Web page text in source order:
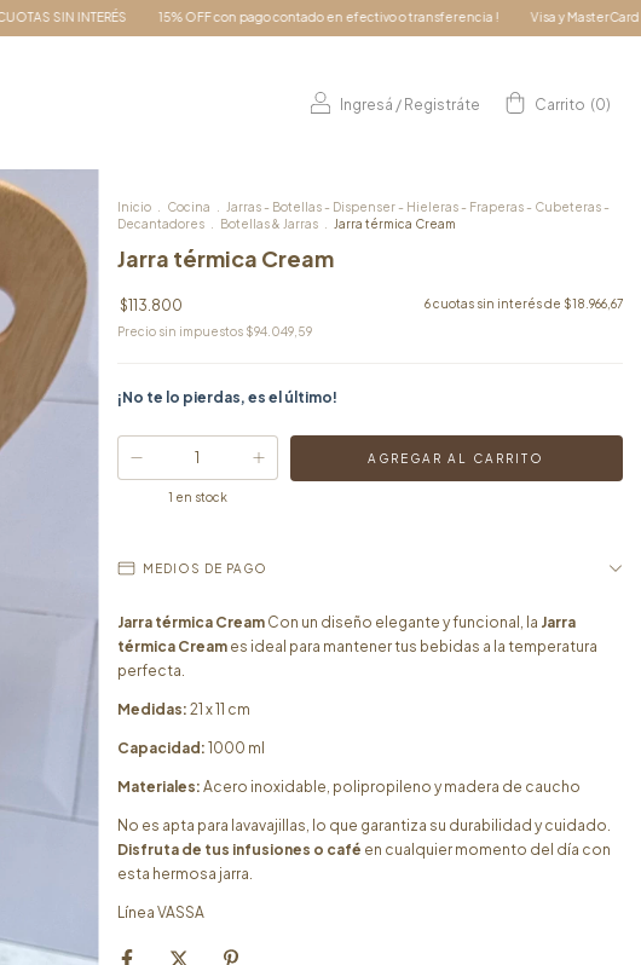
15% OFF con pago contado en efectivo o transferencia ! Visa y MasterCard 3 & 6 CUOTAS SIN
Ingresá / Registráte Carrito (0)
Inicio Cocina
Jarras - Botellas - Dispenser - Hieleras - Fraperas - Cubeteras -
Decantadores
Botellas & Jarras Jarra térmica Cream
Jarra térmica Cream
$113.800 6cuotas sin interés de $18.966,67
Precio sin impuestos $94.049,59
¡No te lo pierdas, es el último!
1 en stock
MEDIOS DE PAGO
Jarra térmica Cream Con un diseño elegante y funcional, la Jarra
térmica Cream es ideal para mantener tus bebidas a la temperatura
perfecta.
Medidas: 21 x 11 cm
Capacidad: 1000 ml
Materiales: Acero inoxidable, polipropileno y madera de caucho
No es apta para lavavajillas, lo que garantiza su durabilidad y cuidado.
Disfruta de tus infusiones o café en cualquier momento del día con
esta hermosa jarra.
Línea VASSA